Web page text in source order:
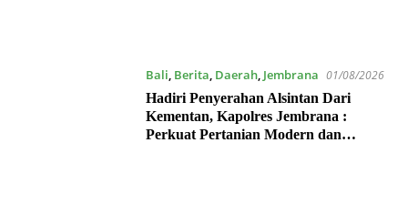
Bali, Berita, Daerah, Jembrana 01/08/2026
Hadiri Penyerahan Alsintan Dari
Kementan, Kapolres Jembrana :
Perkuat Pertanian Modern dan